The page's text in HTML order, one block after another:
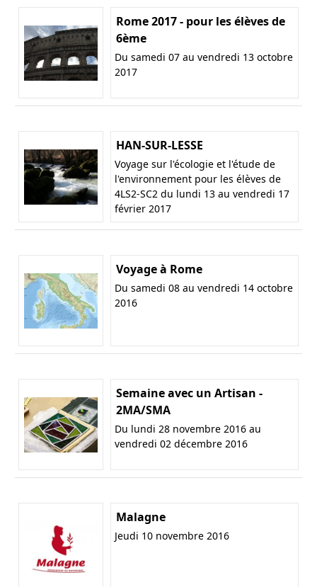
Rome 2017 - pour les élèves de
6ème
Du samedi 07 au vendredi 13 octobre
2017
HAN-SUR-LESSE
Voyage sur l'écologie et l'étude de
l'environnement pour les élèves de
4LS2-SC2 du lundi 13 au vendredi 17
février 2017
Voyage à Rome
Du samedi 08 au vendredi 14 octobre
2016
Semaine avec un Artisan -
2MA/SMA
Du lundi 28 novembre 2016 au
vendredi 02 décembre 2016
Malagne
Jeudi 10 novembre 2016